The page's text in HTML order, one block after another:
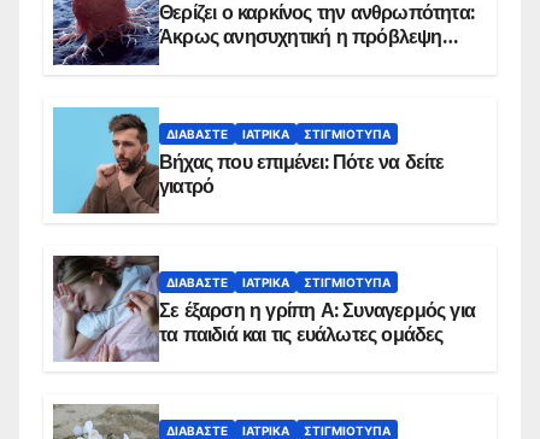
Θερίζει ο καρκίνος την ανθρωπότητα:
Άκρως ανησυχητική η πρόβλεψη…
ΔΙΑΒΆΣΤΕ ΙΑΤΡΙΚΆ ΣΤΙΓΜΙΌΤΥΠΑ
Βήχας που επιμένει: Πότε να δείτε
γιατρό
ΔΙΑΒΆΣΤΕ ΙΑΤΡΙΚΆ ΣΤΙΓΜΙΌΤΥΠΑ
Σε έξαρση η γρίπη Α: Συναγερμός για
τα παιδιά και τις ευάλωτες ομάδες
ΔΙΑΒΆΣΤΕ ΙΑΤΡΙΚΆ ΣΤΙΓΜΙΌΤΥΠΑ